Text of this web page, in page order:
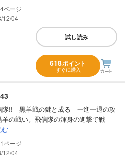
12/04
試し読み
618ポイント
すぐに購入
隊!! 黒羊戦の鍵と成る 一進一退の攻
羊の戦い。飛信隊の渾身の進撃で戦
む
12/04